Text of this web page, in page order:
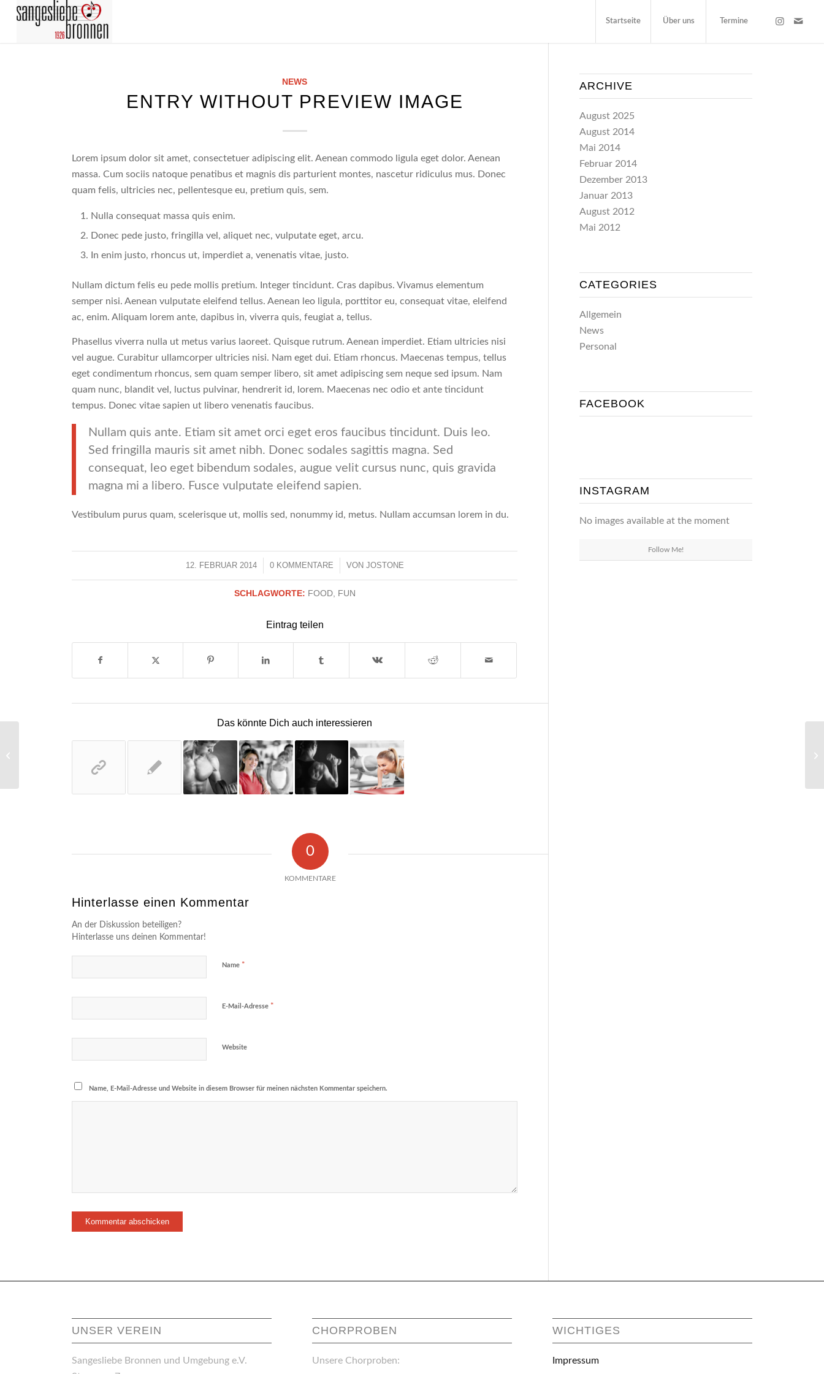
Startseite Über uns Termine
NEWS
ENTRY WITHOUT PREVIEW IMAGE
Lorem ipsum dolor sit amet, consectetuer adipiscing elit. Aenean commodo ligula eget dolor. Aenean
massa. Cum sociis natoque penatibus et magnis dis parturient montes, nascetur ridiculus mus. Donec
quam felis, ultricies nec, pellentesque eu, pretium quis, sem.
Nulla consequat massa quis enim.
Donec pede justo, fringilla vel, aliquet nec, vulputate eget, arcu.
In enim justo, rhoncus ut, imperdiet a, venenatis vitae, justo.
Nullam dictum felis eu pede mollis pretium. Integer tincidunt. Cras dapibus. Vivamus elementum
semper nisi. Aenean vulputate eleifend tellus. Aenean leo ligula, porttitor eu, consequat vitae, eleifend
ac, enim. Aliquam lorem ante, dapibus in, viverra quis, feugiat a, tellus.
Phasellus viverra nulla ut metus varius laoreet. Quisque rutrum. Aenean imperdiet. Etiam ultricies nisi
vel augue. Curabitur ullamcorper ultricies nisi. Nam eget dui. Etiam rhoncus. Maecenas tempus, tellus
eget condimentum rhoncus, sem quam semper libero, sit amet adipiscing sem neque sed ipsum. Nam
quam nunc, blandit vel, luctus pulvinar, hendrerit id, lorem. Maecenas nec odio et ante tincidunt
tempus. Donec vitae sapien ut libero venenatis faucibus.
Nullam quis ante. Etiam sit amet orci eget eros faucibus tincidunt. Duis leo.
Sed fringilla mauris sit amet nibh. Donec sodales sagittis magna. Sed
consequat, leo eget bibendum sodales, augue velit cursus nunc, quis gravida
magna mi a libero. Fusce vulputate eleifend sapien.
Vestibulum purus quam, scelerisque ut, mollis sed, nonummy id, metus. Nullam accumsan lorem in du.
12. FEBRUAR 2014
/ 0 KOMMENTARE
/ VON JOSTONE
SCHLAGWORTE: FOOD, FUN
Eintrag teilen
Das könnte Dich auch interessieren
0
KOMMENTARE
Hinterlasse einen Kommentar
An der Diskussion beteiligen?
Hinterlasse uns deinen Kommentar!
Name *
E-Mail-Adresse *
Website
Name, E-Mail-Adresse und Website in diesem Browser für meinen nächsten Kommentar speichern.
ARCHIVE
August 2025
August 2014
Mai 2014
Februar 2014
Dezember 2013
Januar 2013
August 2012
Mai 2012
CATEGORIES
Allgemein
News
Personal
FACEBOOK
INSTAGRAM
No images available at the moment
Follow Me!
UNSER VEREIN
Sangesliebe Bronnen und Umgebung e.V.
CHORPROBEN
Unsere Chorproben:
WICHTIGES
Impressum